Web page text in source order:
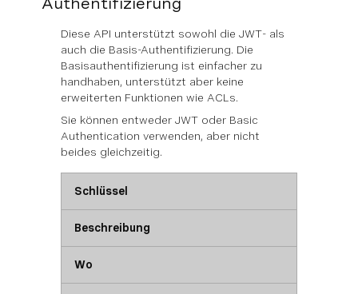
Diese API unterstützt sowohl die JWT- als
auch die Basis-Authentifizierung. Die
Basisauthentifizierung ist einfacher zu
handhaben, unterstützt aber keine
erweiterten Funktionen wie ACLs.
Sie können entweder JWT oder Basic
Authentication verwenden, aber nicht
beides gleichzeitig.
Schlüssel
Beschreibung
Wo